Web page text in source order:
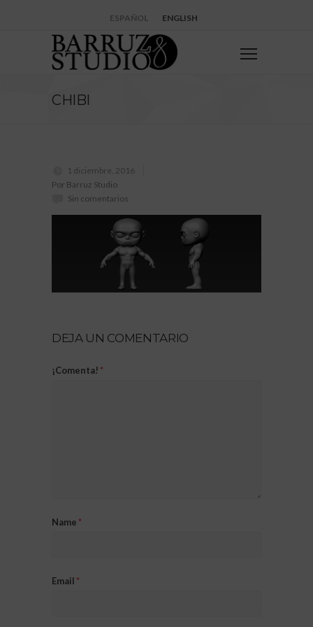
ESPAÑOL ENGLISH
CHIBI
1 diciembre, 2016
Por Barruz Studio
Sin comentarios
DEJA UN COMENTARIO
¡Comenta! *
Name *
Email *